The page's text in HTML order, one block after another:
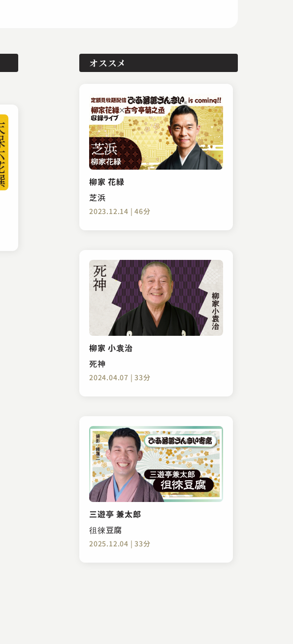
オススメ
柳家 花緑
芝浜
2023.12.14 | 46分
柳家 小袁治
死神
2024.04.07 | 33分
三遊亭 兼太郎
徂徠豆腐
2025.12.04 | 33分